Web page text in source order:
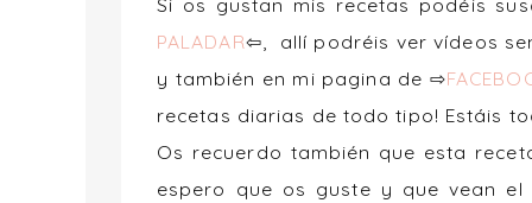
PALADAR⇦, allí podréis ver vídeos
y también en mi pagina de ⇨
recetas diarias de todo tipo! Estáis
Os recuerdo también que esta
espero que os guste y que vean